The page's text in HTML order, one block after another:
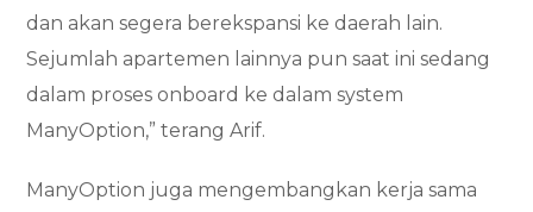
dan akan segera berekspansi ke daerah lain.
Sejumlah apartemen lainnya pun saat ini sedang
dalam proses onboard ke dalam system
ManyOption,” terang Arif.
ManyOption juga mengembangkan kerja sama